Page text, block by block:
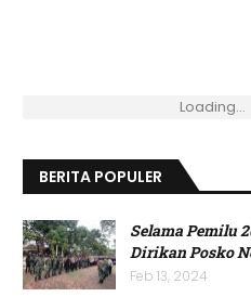
Loading...
BERITA POPULER
Selama Pemilu
Dirikan Posko
Feb 13, 2024